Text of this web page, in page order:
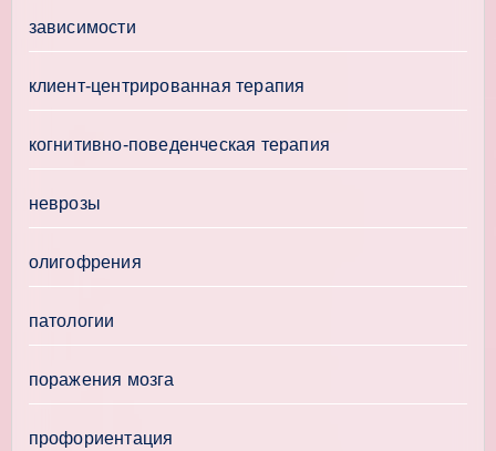
зависимости
клиент-центрированная терапия
когнитивно-поведенческая терапия
неврозы
олигофрения
патологии
поражения мозга
профориентация